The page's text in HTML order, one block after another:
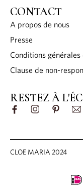
CONTACT
A propos de nous
Presse
Conditions
Clause de non-
RESTEZ À
CLOE MARIA 2024